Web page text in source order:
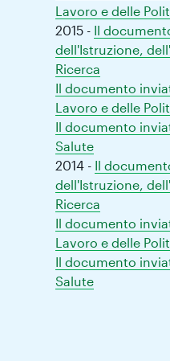
Lavoro e delle
2015 - Il
dell'Istruzione,
Ricerca
Il documento
Lavoro e delle
Il documento
Salute
2014 - Il
dell'Istruzione,
Ricerca
Il documento
Lavoro e delle
Il documento
Salute